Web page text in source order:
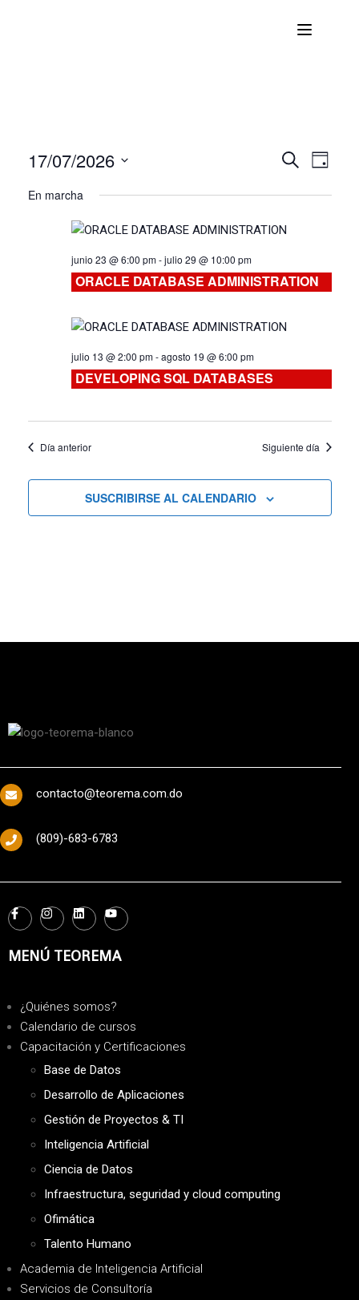
de
y
vistas
Cursos
BUSCAR
de
DÍA
17/07/2026
fecha.
En marcha
junio 23 @ 6:00 pm-julio 29 @ 10:00 pm
ORACLE DATABASE ADMINISTRATION
julio 13 @ 2:00 pm-agosto 19 @ 6:00 pm
DEVELOPING SQL DATABASES
Día anterior Siguiente día
SUSCRIBIRSE AL CALENDARIO
contacto@teorema.com.do
(809)-683-6783
MENÚ TEOREMA
¿Quiénes somos?
Calendario de cursos
Capacitación y Certificaciones
Base de Datos
Desarrollo de Aplicaciones
Gestión de Proyectos & TI
Inteligencia Artificial
Ciencia de Datos
Infraestructura, seguridad y cloud computing
Ofimática
Talento Humano
Academia de Inteligencia Artificial
Servicios de Consultoría